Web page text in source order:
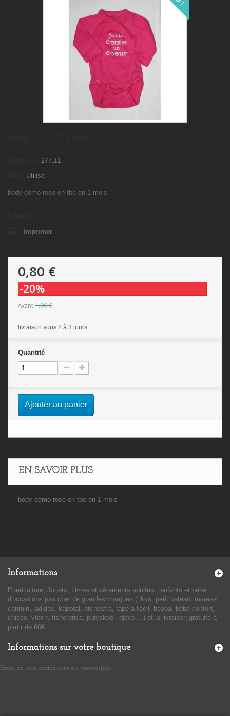
277.11
Utilisé
body gémo rose en tbe en 1 mois
Imprimer
0,80 €
-20%
Avant1,00 €
livraison sous 2 à 3 jours
Quantité
Ajouter au panier
EN SAVOIR PLUS
body gémo rose en tbe en 1 mois
Informations
Puériculture, Jouets, Livres et vêtements adultes , enfants et bébé
d'occasions pas cher de grandes marques ( ikks, petit bateau, marése,
catimini, adidas, kaporal, orchestra, tape à l'oeil, beaba, bébé confort,
chicco, vtech, fisherprice, playskool, djeco....) et la livraison gratuite à
partir de 60€
Informations sur votre boutique
Envoi de colis moins cher sur prestashop